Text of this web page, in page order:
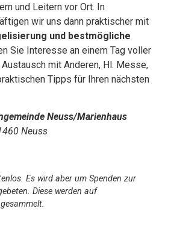
und Leitern vor Ort. In
wir uns dann praktischer mit
und bestmögliche
Sie Interesse an einem Tag voller
mit Anderen, Hl. Messe,
Tipps für Ihren nächsten
Neuss/Marienhaus
Neuss
Es wird aber um Spenden zur
Diese werden auf